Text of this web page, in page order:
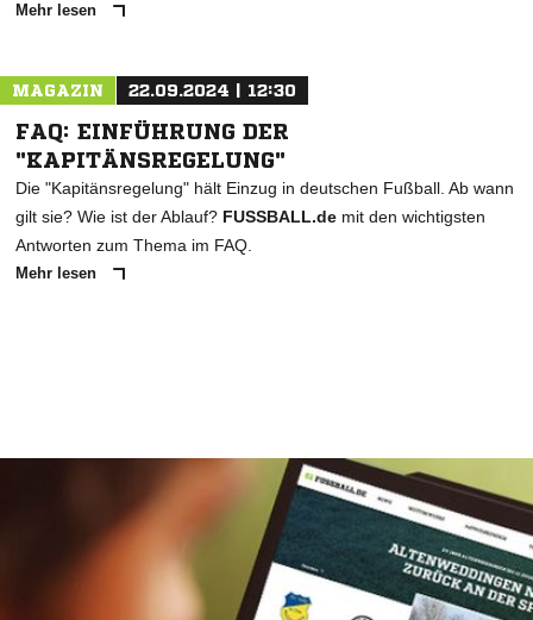
Mehr lesen
MAGAZIN 22.09.2024 | 12:30
FAQ: EINFÜHRUNG DER
"KAPITÄNSREGELUNG"
Die "Kapitänsregelung" hält Einzug in deutschen Fußball. Ab wann
gilt sie? Wie ist der Ablauf? FUSSBALL.de mit den wichtigsten
Antworten zum Thema im FAQ.
Mehr lesen